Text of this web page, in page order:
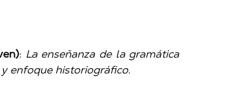
: La enseñanza de la gramática
enfoque historiográfico.